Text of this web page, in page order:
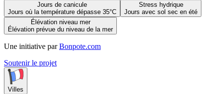
Jours de canicule
Jours où la température dépasse 35°C
Stress hydrique
Jours avec sol sec en été
Élévation niveau mer
Élévation prévue du niveau de la mer
Une initiative par Bonpote.com
Soutenir le projet
Villes